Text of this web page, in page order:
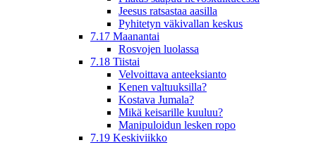
Jeesus ratsastaa aasilla
Pyhitetyn väkivallan keskus
7.17 Maanantai
Rosvojen luolassa
7.18 Tiistai
Velvoittava anteeksianto
Kenen valtuuksilla?
Kostava Jumala?
Mikä keisarille kuuluu?
Manipuloidun lesken ropo
7.19 Keskiviikko